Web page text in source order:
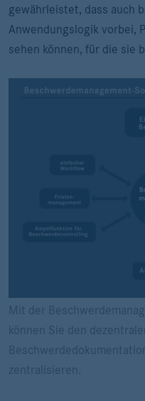
gewährleistet, dass auch
Anwendungslogik vorbei,
sehen können, für die sie
Mit der
können Sie den
zentralisieren.